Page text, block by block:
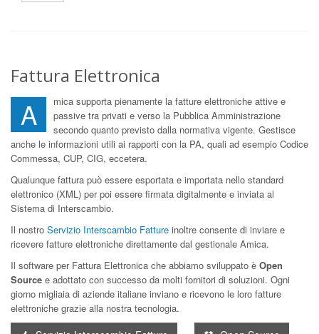
Fattura Elettronica
A
mica supporta pienamente la fatture elettroniche attive e
passive tra privati e verso la Pubblica Amministrazione
secondo quanto previsto dalla normativa vigente. Gestisce
anche le informazioni utili ai rapporti con la PA, quali ad esempio Codice
Commessa, CUP, CIG, eccetera.
Qualunque fattura può essere esportata e importata nello standard
elettronico (XML) per poi essere firmata digitalmente e inviata al
Sistema di Interscambio.
Il nostro Servizio Interscambio Fatture inoltre consente di inviare e
ricevere fatture elettroniche direttamente dal gestionale Amica.
Il software per Fattura Elettronica che abbiamo sviluppato è Open
Source e adottato con successo da molti fornitori di soluzioni. Ogni
giorno migliaia di aziende italiane inviano e ricevono le loro fatture
elettroniche grazie alla nostra tecnologia.